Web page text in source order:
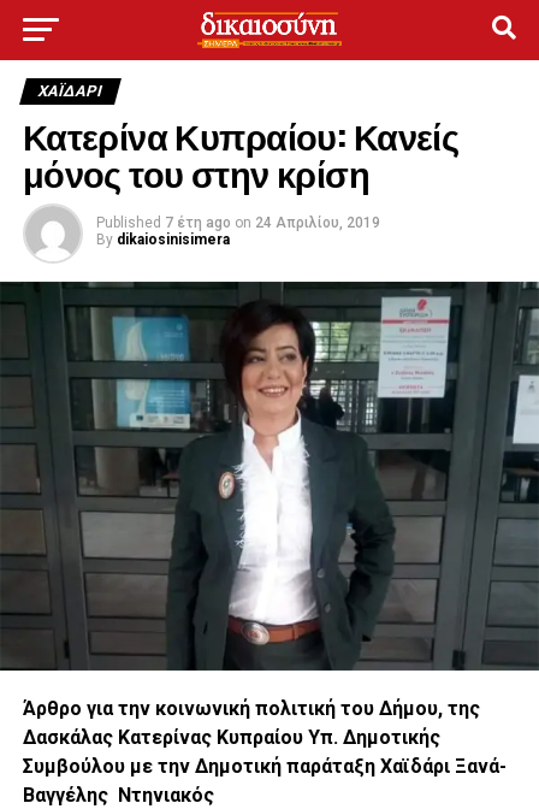
ΧΑΪΔΑΡΙ
Κατερίνα Κυπραίου: Κανείς
μόνος του στην κρίση
Published 7 έτη ago on 24 Απριλίου, 2019
By dikaiosinisimera
Άρθρο για την κοινωνική πολιτική του Δήμου, της
Δασκάλας Κατερίνας Κυπραίου Υπ. Δημοτικής
Συμβούλου με την Δημοτική παράταξη Χαϊδάρι Ξανά-
Βαγγέλης Ντηνιακός